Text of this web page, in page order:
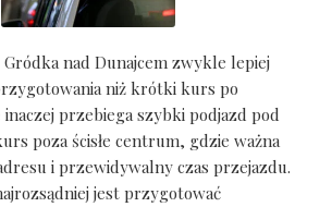
nad Dunajcem zwykle lepiej
niż krótki kurs po
przebiega szybki podjazd pod
poza ścisłe centrum, gdzie ważna
i przewidywalny czas przejazdu.
jest przygotować